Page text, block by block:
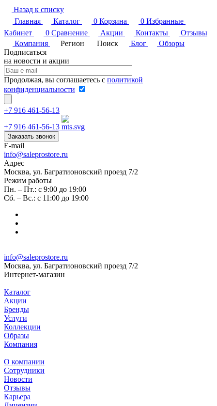
Назад к списку
Главная
Каталог 0 Корзина 0 Избранные
Кабинет
0 Сравнение Акции Контакты
Отзывы
Компания
Регион Поиск Блог
Обзоры
Подписаться
на новости и акции
Продолжая, вы соглашаетесь с политикой
конфиденциальности
+7 916 461-56-13
+7 916 461-56-13
Заказать звонок
E-mail
info@saleprostore.ru
Адрес
Москва, ул. Багратионовский проезд 7/2
Режим работы
Пн. – Пт.: с 9:00 до 19:00
Сб. – Вс.: с 11:00 до 19:00
info@saleprostore.ru
Москва, ул. Багратионовский проезд 7/2
Интернет-магазин
Каталог
Акции
Бренды
Услуги
Коллекции
Образы
Компания
О компании
Сотрудники
Новости
Отзывы
Карьера